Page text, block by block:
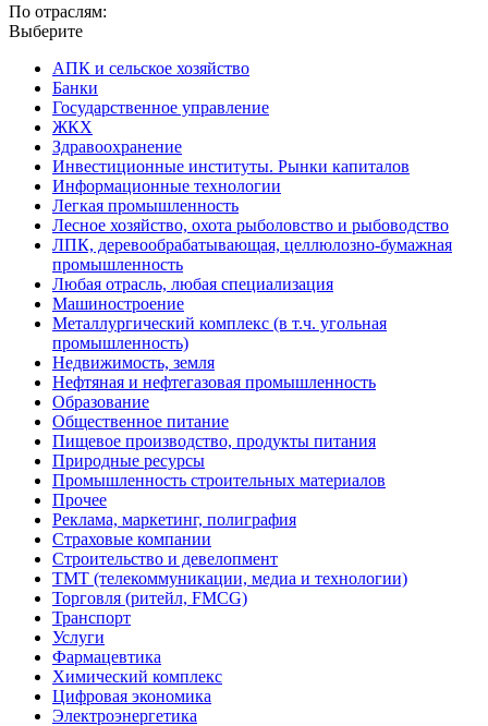
По отраслям:
Выберите
АПК и сельское хозяйство
Банки
Государственное управление
ЖКХ
Здравоохранение
Инвестиционные институты. Рынки капиталов
Информационные технологии
Легкая промышленность
Лесное хозяйство, охота рыболовство и рыбоводство
ЛПК, деревообрабатывающая, целлюлозно-бумажная
промышленность
Любая отрасль, любая специализация
Машиностроение
Металлургический комплекс (в т.ч. угольная
промышленность)
Недвижимость, земля
Нефтяная и нефтегазовая промышленность
Образование
Общественное питание
Пищевое производство, продукты питания
Природные ресурсы
Промышленность строительных материалов
Прочее
Реклама, маркетинг, полиграфия
Страховые компании
Строительство и девелопмент
ТМТ (телекоммуникации, медиа и технологии)
Торговля (ритейл, FMCG)
Транспорт
Услуги
Фармацевтика
Химический комплекс
Цифровая экономика
Электроэнергетика